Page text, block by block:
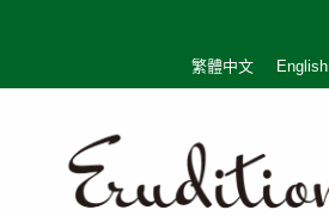
繁體中文 English